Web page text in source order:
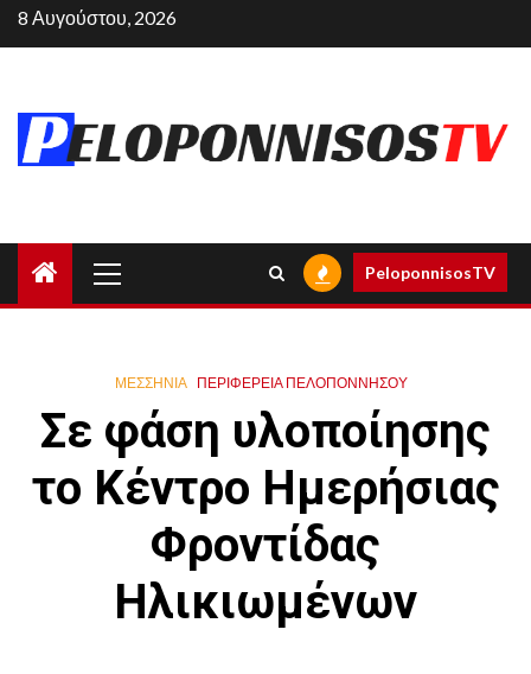
Skip
to
8 Αυγούστου, 2026
Menu
PeloponnisosTV
ΜΕΣΣΗΝΙΑ ΠΕΡΙΦΈΡΕΙΑ ΠΕΛΟΠΟΝΝΉΣΟΥ
Σε φάση υλοποίησης
το Κέντρο Ημερήσιας
Φροντίδας
Ηλικιωμένων